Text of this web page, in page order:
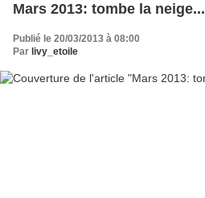
Mars 2013: tombe la neige...
Publié le 20/03/2013 à 08:00
Par livy_etoile